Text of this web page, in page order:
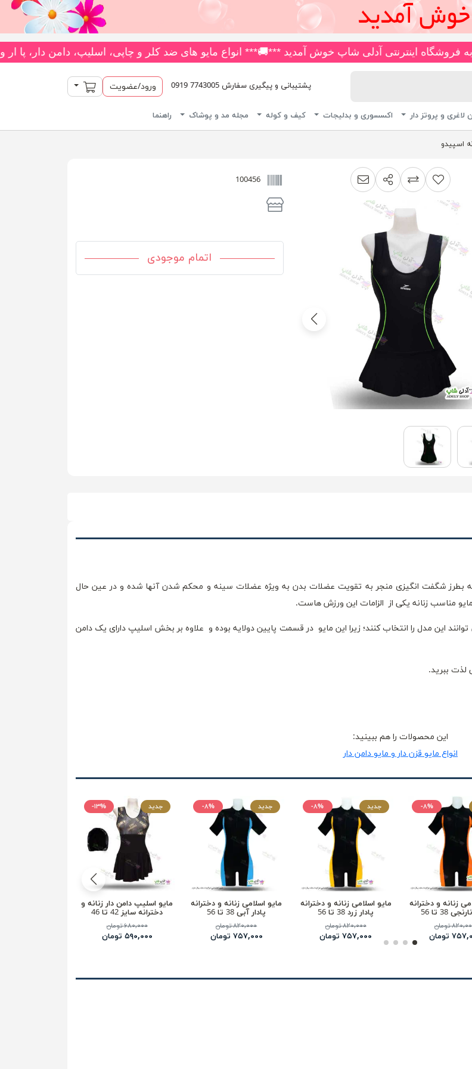
آدلی شاپ خوش آمدید ***🚚*** انواع مایو های ضد کلر و چاپی، اسلیپ، دامن دار، پا ار و یکسره با بیش از 180 مدل متنوع *** جدیدترین و بیشترین تنوع بادی‌های یکسره فانتزی را از فروشگاه ما بخواهید! 👗 متنوع‌ترین کلکسیون
پشتیبانی و پیگیری سفارش 7743005 0919
ورود/عضویت سبد خرید
لاغری و پروتز دار اکسسوری و بدلیجات کیف و کوله مجله مد و پوشاک راهنما
اسپیدو
افزودن به لیست مقایسه
اشتراک گذاریپیشنهاد به دوست 100456
اتمام موجودی
شگفت انگیزی منجر به تقویت عضلات بدن به ویژه عضلات سینه و محکم شدن آنها شده و در عین حال
مناسب زنانه یکی از الزامات این ورزش هاست.
این مدل را انتخاب کنند؛ زیرا این مایو در قسمت پایین دولایه بوده و علاوه بر بخش اسلیپ دارای یک دامن
لذت ببرید.
این محصولات را هم ببینید:
انواع مایو قزن دار و مایو دامن دار
-۸%
زنانه و دخترانه
38 تا 56
تومان
تومان
جدید -۸%
مایو اسلامی زنانه و دخترانه
پادار زرد 38 تا 56
۸۲۰,۰۰۰ تومان
۷۵۷,۰۰۰ تومان
جدید -۸%
مایو اسلامی زنانه و دخترانه
پادار آبی 38 تا 56
۸۲۰,۰۰۰ تومان
۷۵۷,۰۰۰ تومان
جدید -۱۳%
مایو اسلیپ دامن دار زنانه و
دخترانه سایز 42 تا 46
۶۸۰,۰۰۰ تومان
۵۹۰,۰۰۰ تومان